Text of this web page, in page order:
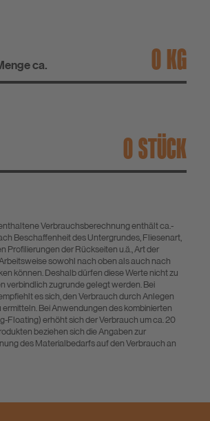
ca. KG
STÜCK
Verbrauchsberechnung enthält ca.-
Beschaffenheit des Untergrundes, Fliesenart,
Profilierungen der Rückseiten u.ä., Art der
sowohl nach oben als auch nach
können. Deshalb dürfen diese Werte nicht zu
verbindlich zugrunde gelegt werden. Bei
es sich, den Verbrauch durch Anlegen
Bei Anwendungen des kombinierten
Floating) erhöht sich der Verbrauch um ca. 20
beziehen sich die Angaben zur
des Materialbedarfs auf den Verbrauch an